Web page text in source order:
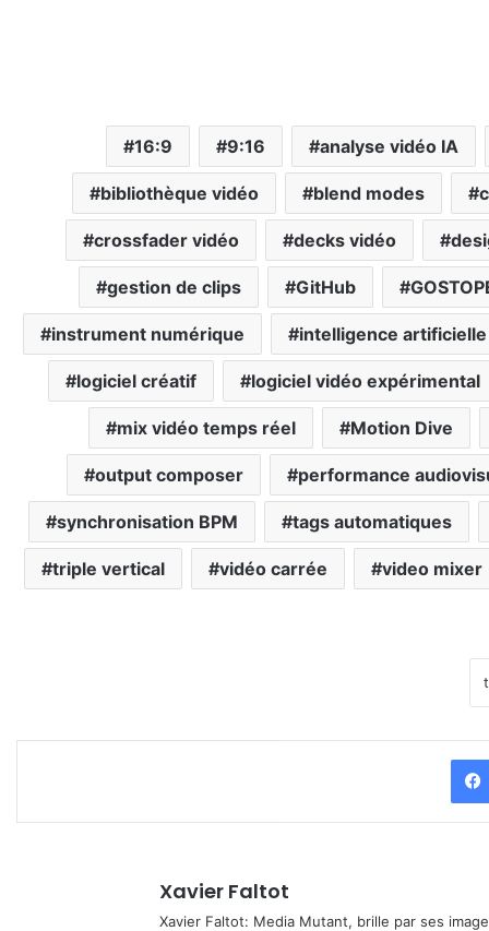
16:9 9:16 analyse vidéo IA
bibliothèque vidéo blend modes
crossfader vidéo decks vidéo
gestion de clips GitHub
instrument numérique intelligence artificielle
logiciel créatif logiciel vidéo expérimental
mix vidéo temps réel Motion Dive
output composer performance
synchronisation BPM tags automatiques
triple vertical vidéo carrée video mixer
Xavier Faltot
Xavier Faltot: Media Mutant, brille par ses